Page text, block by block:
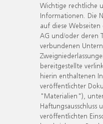
Wichtige rechtliche
Informationen. Die
auf diese
AG und/oder deren
verbundenen
bereitgestellte
hierin enthaltenen
veröffentlichter
"Materialien"),
Haftungsausschluss
veröffentlichten